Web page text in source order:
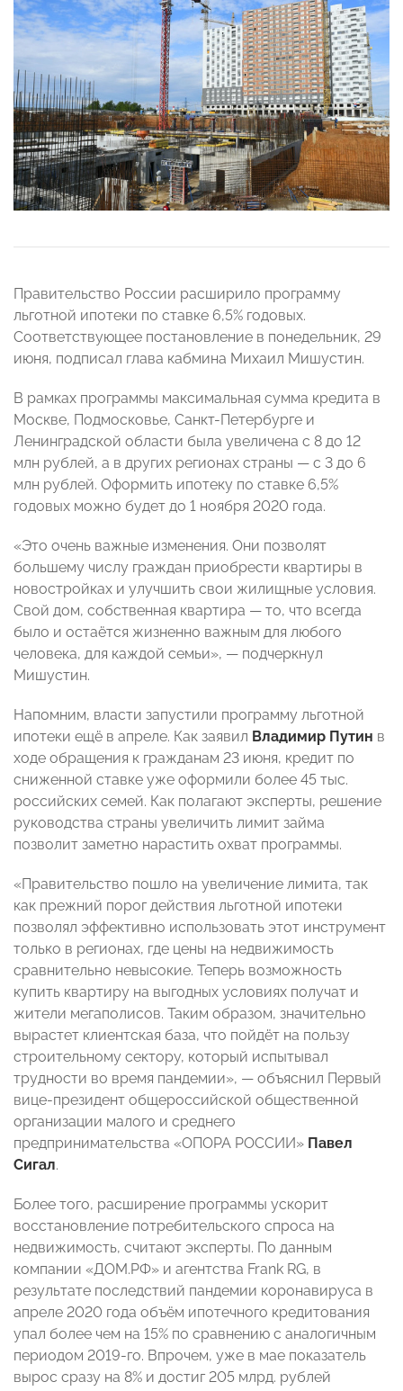
Правительство России расширило программу
льготной ипотеки по ставке 6,5% годовых.
Соответствующее постановление в понедельник, 29
июня, подписал глава кабмина Михаил Мишустин.
В рамках программы максимальная сумма кредита в
Москве, Подмосковье, Санкт-Петербурге и
Ленинградской области была увеличена с 8 до 12
млн рублей, а в других регионах страны — с 3 до 6
млн рублей. Оформить ипотеку по ставке 6,5%
годовых можно будет до 1 ноября 2020 года.
«Это очень важные изменения. Они позволят
большему числу граждан приобрести квартиры в
новостройках и улучшить свои жилищные условия.
Свой дом, собственная квартира — то, что всегда
было и остаётся жизненно важным для любого
человека, для каждой семьи», — подчеркнул
Мишустин.
Напомним, власти запустили программу льготной
ипотеки ещё в апреле. Как заявил Владимир Путин в
ходе обращения к гражданам 23 июня, кредит по
сниженной ставке уже оформили более 45 тыс.
российских семей. Как полагают эксперты, решение
руководства страны увеличить лимит займа
позволит заметно нарастить охват программы.
«Правительство пошло на увеличение лимита, так
как прежний порог действия льготной ипотеки
позволял эффективно использовать этот инструмент
только в регионах, где цены на недвижимость
сравнительно невысокие. Теперь возможность
купить квартиру на выгодных условиях получат и
жители мегаполисов. Таким образом, значительно
вырастет клиентская база, что пойдёт на пользу
строительному сектору, который испытывал
трудности во время пандемии», — объяснил Первый
вице-президент общероссийской общественной
организации малого и среднего
предпринимательства «ОПОРА РОССИИ» Павел
Сигал.
Более того, расширение программы ускорит
восстановление потребительского спроса на
недвижимость, считают эксперты. По данным
компании «ДОМ.РФ» и агентства Frank RG, в
результате последствий пандемии коронавируса в
апреле 2020 года объём ипотечного кредитования
упал более чем на 15% по сравнению с аналогичным
периодом 2019-го. Впрочем, уже в мае показатель
вырос сразу на 8% и достиг 205 млрд. рублей